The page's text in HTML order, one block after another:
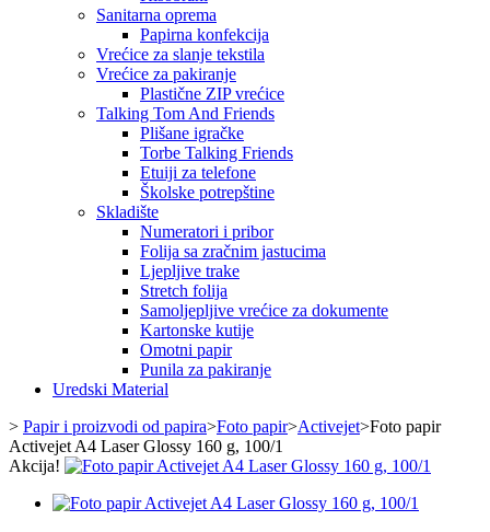
Sanitarna oprema
Papirna konfekcija
Vrećice za slanje tekstila
Vrećice za pakiranje
Plastične ZIP vrećice
Talking Tom And Friends
Plišane igračke
Torbe Talking Friends
Etuiji za telefone
Školske potrepštine
Skladište
Numeratori i pribor
Folija sa zračnim jastucima
Ljepljive trake
Stretch folija
Samoljepljive vrećice za dokumente
Kartonske kutije
Omotni papir
Punila za pakiranje
Uredski Material
> Papir i proizvodi od papira>Foto papir>Activejet>Foto papir
Activejet A4 Laser Glossy 160 g, 100/1
Akcija!